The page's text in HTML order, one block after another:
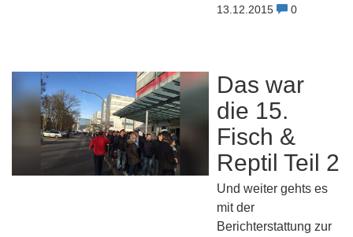
13.12.2015 0
Das war
die 15.
Fisch &
Reptil Teil 2
Und weiter gehts es
mit der
Berichterstattung zur